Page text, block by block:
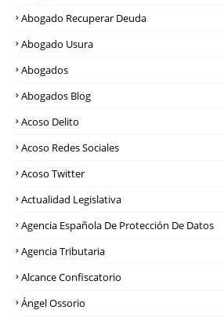
Abogado Recuperar Deuda
Abogado Usura
Abogados
Abogados Blog
Acoso Delito
Acoso Redes Sociales
Acoso Twitter
Actualidad Legislativa
Agencia Española De Protección De Datos
Agencia Tributaria
Alcance Confiscatorio
Ángel Ossorio